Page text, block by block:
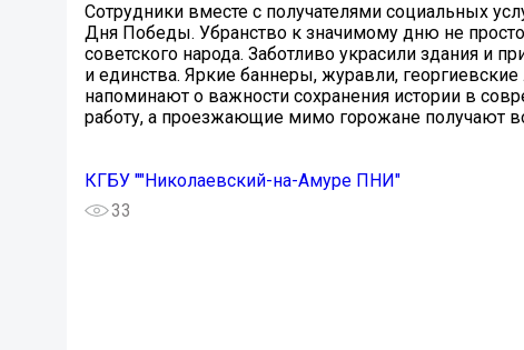
Сотрудники вместе с получателями социальных
Дня Победы. Убранство к значимому дню не
советского народа. Заботливо украсили здания и
и единства. Яркие баннеры, журавли,
напоминают о важности сохранения истории в
работу, а проезжающие мимо горожане получают
КГБУ ""Николаевский-на-Амуре ПНИ"
33